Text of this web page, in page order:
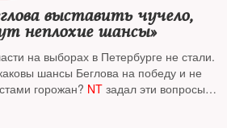
выставить чучело,
неплохие шансы»
на выборах в Петербурге не стали.
шансы Беглова на победу и не
горожан? NT задал эти вопросы